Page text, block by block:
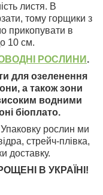
листя. В
тому горщики з
прикопувати в
10 см.
РОСЛИНИ .
для озеленення
а також зони
водними
біоплато.
рослин ми
стрейч-плівка,
доставку.
В УКРАЇНІ!